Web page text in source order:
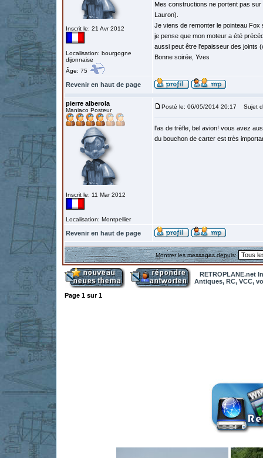
Inscrit le: 21 Avr 2012
Localisation: bourgogne
dijonnaise
Âge: 75
Mes constructions ne portent pas
Lauron).
Je viens de remonter le pointeau Fox
je pense que mon moteur a été
aussi peut être l'epaisseur des joints
Bonne soirée, Yves
Revenir en haut de page
pierre alberola
Maniaco Posteur
Inscrit le: 11 Mar 2012
Localisation: Montpellier
Posté le: 06/05/2014 20:17 Sujet
l'as de trèfle, bel avion! vous avez
du bouchon de carter est très
Revenir en haut de page
Montrer les messages depuis:
RETROPLANE.net
Antiques, RC, VCC,
Page 1 sur1